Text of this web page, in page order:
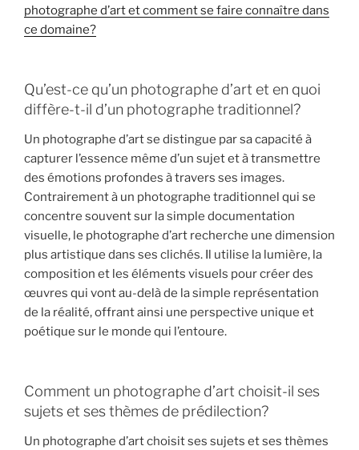
photographe d’art et comment se faire connaître dans
ce domaine?
Qu’est-ce qu’un photographe d’art et en quoi
diffère-t-il d’un photographe traditionnel?
Un photographe d’art se distingue par sa capacité à
capturer l’essence même d’un sujet et à transmettre
des émotions profondes à travers ses images.
Contrairement à un photographe traditionnel qui se
concentre souvent sur la simple documentation
visuelle, le photographe d’art recherche une dimension
plus artistique dans ses clichés. Il utilise la lumière, la
composition et les éléments visuels pour créer des
œuvres qui vont au-delà de la simple représentation
de la réalité, offrant ainsi une perspective unique et
poétique sur le monde qui l’entoure.
Comment un photographe d’art choisit-il ses
sujets et ses thèmes de prédilection?
Un photographe d’art choisit ses sujets et ses thèmes